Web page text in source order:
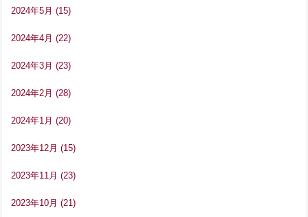
2024年5月 (15)
2024年4月 (22)
2024年3月 (23)
2024年2月 (28)
2024年1月 (20)
2023年12月 (15)
2023年11月 (23)
2023年10月 (21)